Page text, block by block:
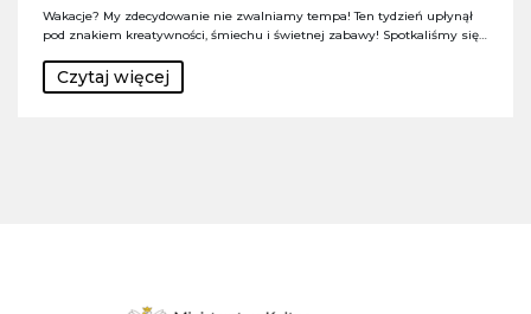
Wakacje? My zdecydowanie nie zwalniamy tempa! Ten tydzień upłynął
pod znakiem kreatywności, śmiechu i świetnej zabawy! Spotkaliśmy się…
Czytaj więcej